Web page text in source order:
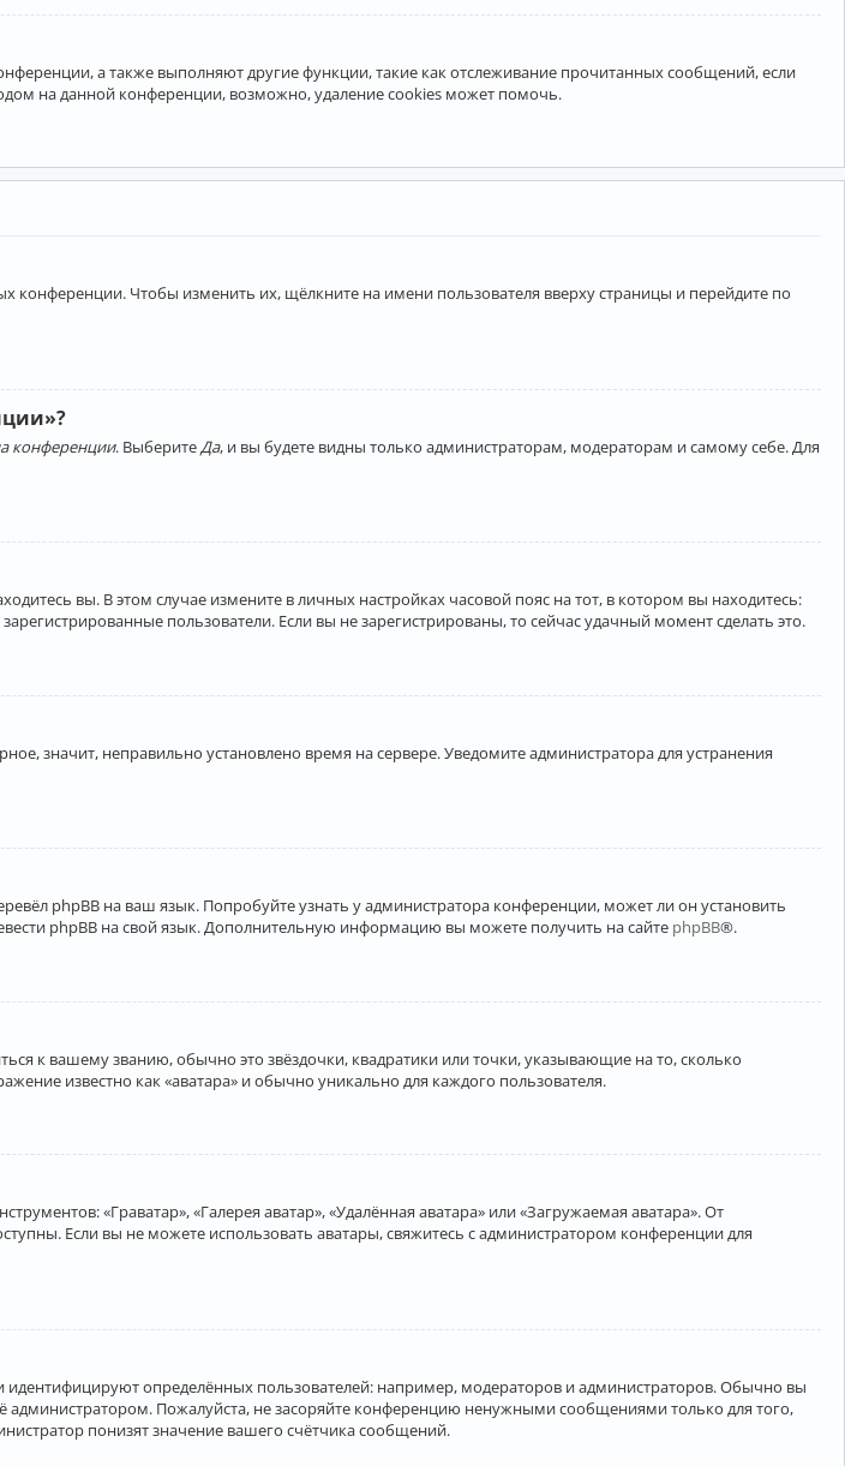
а также выполняют другие функции, такие как отслеживание прочитанных сообщений, если
на данной конференции, возможно, удаление cookies может помочь.
конференции. Чтобы изменить их, щёлкните на имени пользователя вверху страницы и перейдите по
конференции. Выберите Да, и вы будете видны только администраторам, модераторам и самому себе. Для
вы. В этом случае измените в личных настройках часовой пояс на тот, в котором вы находитесь:
пользователи. Если вы не зарегистрированы, то сейчас удачный момент сделать это.
значит, неправильно установлено время на сервере. Уведомите администратора для устранения
phpBB на ваш язык. Попробуйте узнать у администратора конференции, может ли он установить
phpBB на свой язык. Дополнительную информацию вы можете получить на сайте phpBB®.
к вашему званию, обычно это звёздочки, квадратики или точки, указывающие на то, сколько
известно как «аватара» и обычно уникально для каждого пользователя.
«Граватар», «Галерея аватар», «Удалённая аватара» или «Загружаемая аватара». От
Если вы не можете использовать аватары, свяжитесь с администратором конференции для
определённых пользователей: например, модераторов и администраторов. Обычно вы
Пожалуйста, не засоряйте конференцию ненужными сообщениями только для того,
понизят значение вашего счётчика сообщений.